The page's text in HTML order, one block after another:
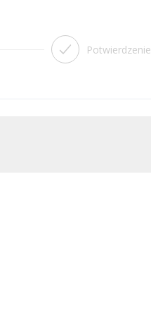
Potwierdzenie